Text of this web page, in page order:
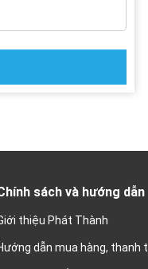
sách và hướng dẫn
thiệu Phát Thành
dẫn mua hàng, thanh